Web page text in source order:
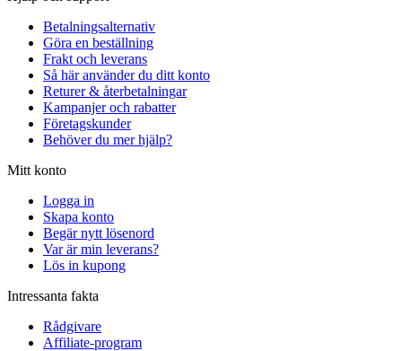
Betalningsalternativ
Göra en beställning
Frakt och leverans
Så här använder du ditt konto
Returer & återbetalningar
Kampanjer och rabatter
Företagskunder
Behöver du mer hjälp?
Mitt konto
Logga in
Skapa konto
Begär nytt lösenord
Var är min leverans?
Lös in kupong
Intressanta fakta
Rådgivare
Affiliate-program